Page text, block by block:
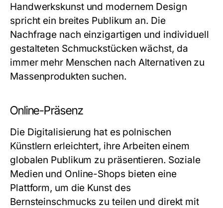
Handwerkskunst und modernem Design
spricht ein breites Publikum an. Die
Nachfrage nach einzigartigen und individuell
gestalteten Schmuckstücken wächst, da
immer mehr Menschen nach Alternativen zu
Massenprodukten suchen.
Online-Präsenz
Die Digitalisierung hat es polnischen
Künstlern erleichtert, ihre Arbeiten einem
globalen Publikum zu präsentieren. Soziale
Medien und Online-Shops bieten eine
Plattform, um die Kunst des
Bernsteinschmucks zu teilen und direkt mit